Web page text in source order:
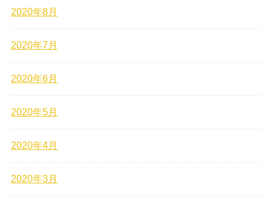
2020年8月
2020年7月
2020年6月
2020年5月
2020年4月
2020年3月